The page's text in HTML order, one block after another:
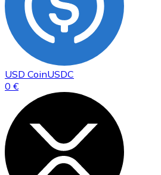
USD CoinUSDC
0 €